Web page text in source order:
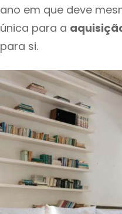
ano em que deve
única para a
para si.